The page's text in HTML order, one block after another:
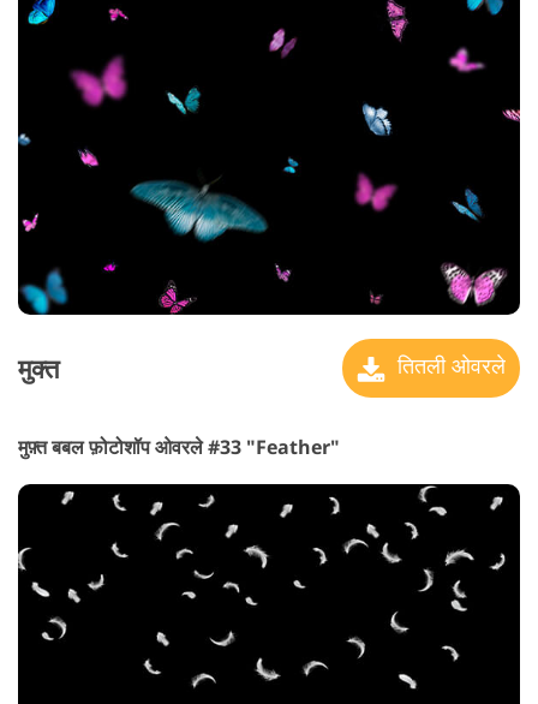
मुक्त तितली ओवरले
मुफ़्त बबल फ़ोटोशॉप ओवरले #33 "Feather"